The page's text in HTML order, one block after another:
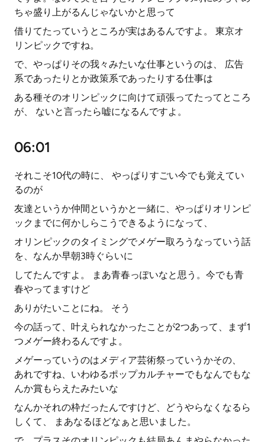
ちゃ盛り上がるんじゃないかと思って
借りてたっていうところが実はあるんですよ。 東京オ
リンピックですね。
で、やっぱりその我々みたいな仕事というのは、 広告
系であったりとか政策系であったりする仕事は
ある種そのオリンピックに向けて頑張ってたってところ
が、 ないと言ったら嘘になるんですよ。
06:01
それこそ10代の時に、 やっぱりすごい今でも覚えてい
るのが
友達というか仲間というかと一緒に、やっぱりオリンピ
ックまでに何かしらこうできるようになって、
オリンピックのタイミングでメゲー取ろうなっていう話
を、なんか早朝3時ぐらいに
してたんですよ。 まあ青春っぽいなと思う。今でも青
春やってますけど
ありがたいことにね。 そう
今の話って、叶えられなかったことが2つあって、まず1
つメゲー終わるんですよ。
メゲーっていうのはメディア芸術祭っていうかその、
あれですね、いわゆるポップカルチャーでもなんでもな
んか賞もらえたみたいな
なんかそれの枠だったんですけど、どうやらなくなるら
しくて、 まあなるほどなぁと思いました。